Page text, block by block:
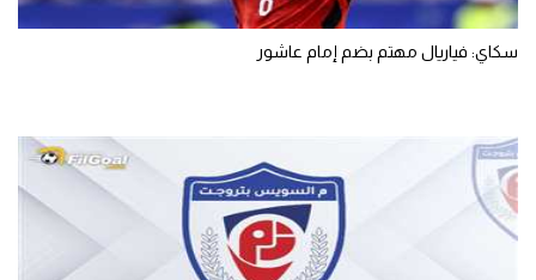
سكاي: فياريال مهتم بضم إمام عاشور